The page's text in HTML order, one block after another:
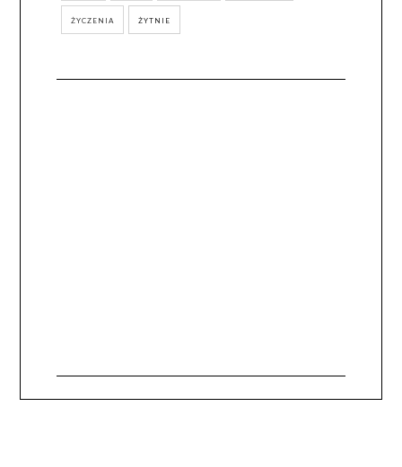
ŻYCZENIA ŻYTNIE